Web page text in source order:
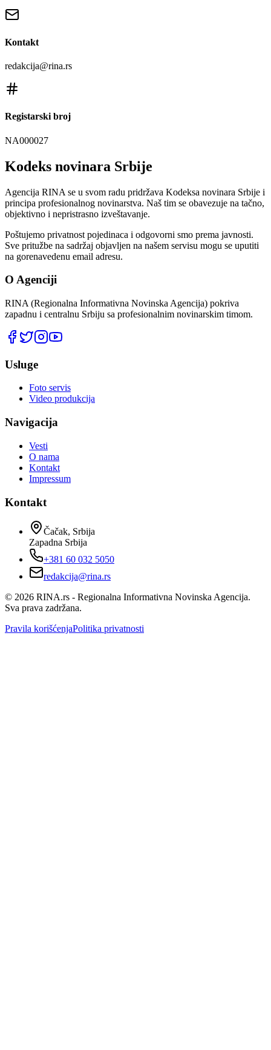
Kontakt
redakcija@rina.rs
Registarski broj
NA000027
Kodeks novinara Srbije
Agencija RINA se u svom radu pridržava Kodeksa novinara Srbije i
principa profesionalnog novinarstva. Naš tim se obavezuje na tačno,
objektivno i nepristrasno izveštavanje.
Poštujemo privatnost pojedinaca i odgovorni smo prema javnosti.
Sve pritužbe na sadržaj objavljen na našem servisu mogu se uputiti
na gorenavedenu email adresu.
O Agenciji
RINA (Regionalna Informativna Novinska Agencija) pokriva
zapadnu i centralnu Srbiju sa profesionalnim novinarskim timom.
Usluge
Foto servis
Video produkcija
Navigacija
Vesti
O nama
Kontakt
Impressum
Kontakt
Čačak, Srbija
Zapadna Srbija
+381 60 032 5050
redakcija@rina.rs
© 2026 RINA.rs - Regionalna Informativna Novinska Agencija.
Sva prava zadržana.
Pravila korišćenjaPolitika privatnosti